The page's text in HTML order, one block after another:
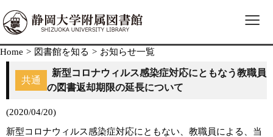
≡
Home > 図書館を知る > お知らせ一覧
共通
新型コロナウィルス感染症対応にともなう教職員
の図書返却期限の延長について
(2020/04/20)
新型コロナウィルス感染症対応にともない、教職員による、当